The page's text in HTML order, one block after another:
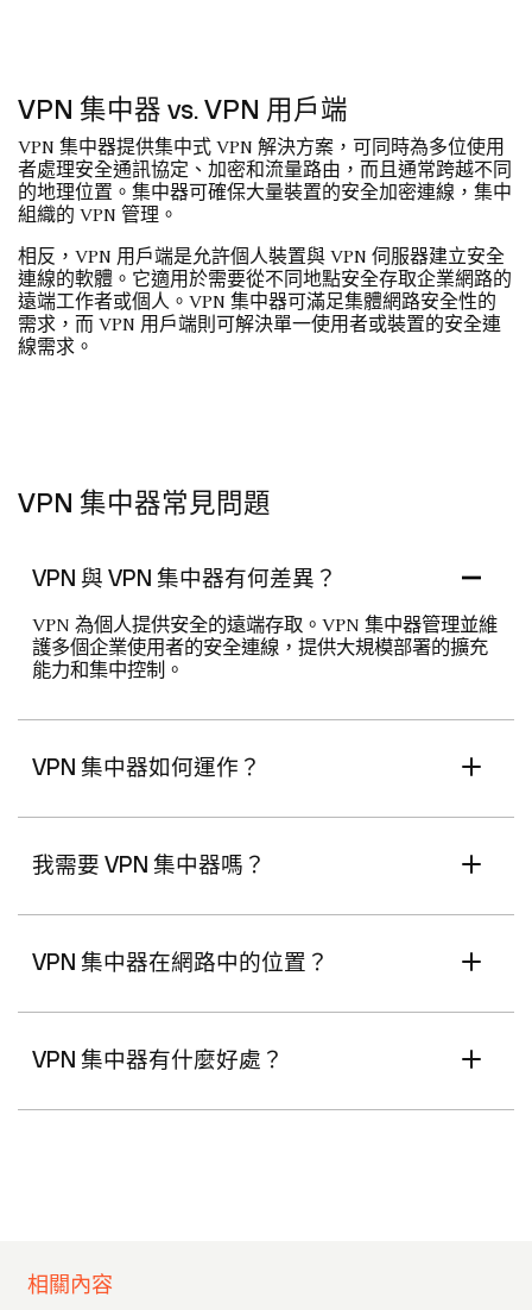
VPN 集中器 vs. VPN 用戶端
VPN 集中器提供集中式 VPN 解決方案，可同時為多位使用
者處理安全通訊協定、加密和流量路由，而且通常跨越不同
的地理位置。集中器可確保大量裝置的安全加密連線，集中
組織的 VPN 管理。
相反，VPN 用戶端是允許個人裝置與 VPN 伺服器建立安全
連線的軟體。它適用於需要從不同地點安全存取企業網路的
遠端工作者或個人。VPN 集中器可滿足集體網路安全性的
需求，而 VPN 用戶端則可解決單一使用者或裝置的安全連
線需求。
VPN 集中器常見問題
VPN 與 VPN 集中器有何差異？
VPN 為個人提供安全的遠端存取。VPN 集中器管理並維
護多個企業使用者的安全連線，提供大規模部署的擴充
能力和集中控制。
VPN 集中器如何運作？
我需要 VPN 集中器嗎？
VPN 集中器在網路中的位置？
VPN 集中器有什麼好處？
相關內容